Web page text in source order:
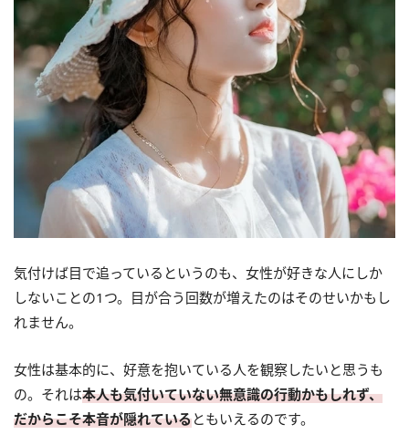
気付けば目で追っているというのも、女性が好きな人にしか
しないことの1つ。目が合う回数が増えたのはそのせいかもし
れません。
女性は基本的に、好意を抱いている人を観察したいと思うも
の。それは本人も気付いていない無意識の行動かもしれず、
だからこそ本音が隠れているともいえるのです。